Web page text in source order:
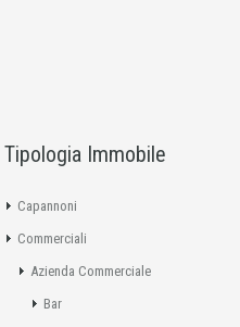
Tipologia Immobile
Capannoni
Commerciali
Azienda Commerciale
Bar